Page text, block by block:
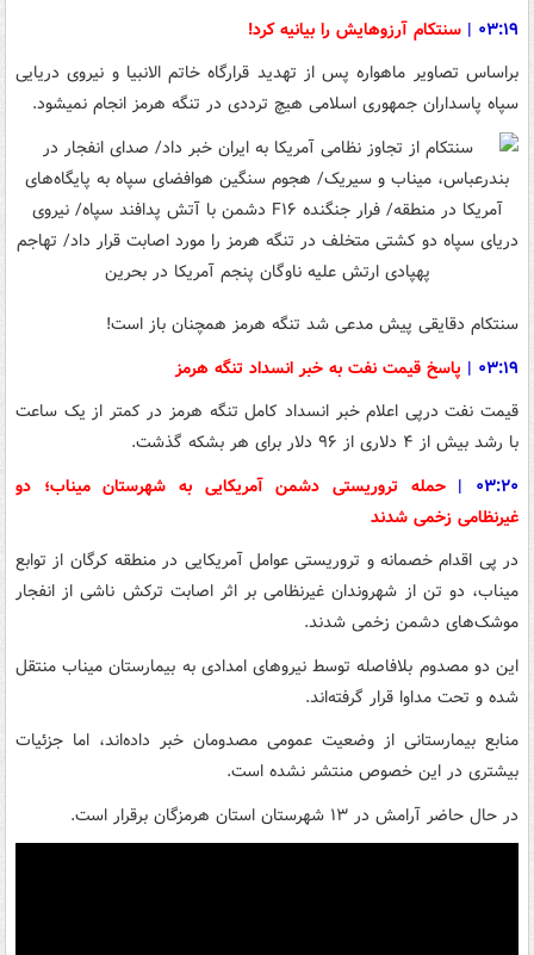
۰۳:۱۹ | سنتکام آرزوهایش را بیانیه کرد!
براساس تصاویر ماهواره پس از تهدید قرارگاه خاتم الانبیا و نیروی دریایی
سپاه پاسداران جمهوری اسلامی هیچ ترددی در تنگه هرمز انجام نمیشود.
سنتکام دقایقی پیش مدعی شد تنگه هرمز همچنان باز است!
۰۳:۱۹ | پاسخ قیمت نفت به خبر انسداد تنگه هرمز
قیمت نفت درپی اعلام خبر انسداد کامل تنگه هرمز در کمتر از یک ساعت
با رشد بیش از ۴ دلاری از ۹۶ دلار برای هر بشکه گذشت.
۰۳:۲۰ |حمله تروریستی دشمن آمریکایی به شهرستان میناب؛ دو
غیرنظامی زخمی شدند
در پی اقدام خصمانه و تروریستی عوامل آمریکایی در منطقه کرگان از توابع
میناب، دو تن از شهروندان غیرنظامی بر اثر اصابت ترکش ناشی از انفجار
موشک‌های دشمن زخمی شدند.
این دو مصدوم بلافاصله توسط نیروهای امدادی به بیمارستان میناب منتقل
شده و تحت مداوا قرار گرفته‌اند.
منابع بیمارستانی از وضعیت عمومی مصدومان خبر داده‌اند، اما جزئیات
بیشتری در این خصوص منتشر نشده است.
در حال حاضر آرامش در ۱۳ شهرستان استان هرمزگان برقرار است.